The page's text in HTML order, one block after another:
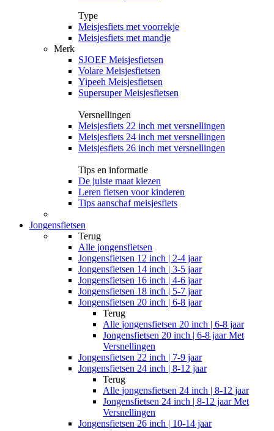
Type
Meisjesfiets met voorrekje
Meisjesfiets met mandje
Merk
SJOEF Meisjesfietsen
Volare Meisjesfietsen
Yipeeh Meisjesfietsen
Supersuper Meisjesfietsen
Versnellingen
Meisjesfiets 22 inch met versnellingen
Meisjesfiets 24 inch met versnellingen
Meisjesfiets 26 inch met versnellingen
Tips en informatie
De juiste maat kiezen
Leren fietsen voor kinderen
Tips aanschaf meisjesfiets
Jongensfietsen
Terug
Alle jongensfietsen
Jongensfietsen 12 inch | 2-4 jaar
Jongensfietsen 14 inch | 3-5 jaar
Jongensfietsen 16 inch | 4-6 jaar
Jongensfietsen 18 inch | 5-7 jaar
Jongensfietsen 20 inch | 6-8 jaar
Terug
Alle jongensfietsen 20 inch | 6-8 jaar
Jongensfietsen 20 inch | 6-8 jaar Met
Versnellingen
Jongensfietsen 22 inch | 7-9 jaar
Jongensfietsen 24 inch | 8-12 jaar
Terug
Alle jongensfietsen 24 inch | 8-12 jaar
Jongensfietsen 24 inch | 8-12 jaar Met
Versnellingen
Jongensfietsen 26 inch | 10-14 jaar